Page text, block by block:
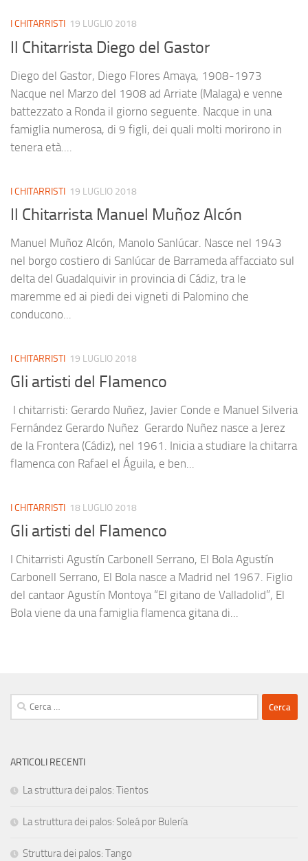
I CHITARRISTI 19 LUGLIO 2018
Il Chitarrista Diego del Gastor
Diego del Gastor, Diego Flores Amaya, 1908-1973
Nacque nel Marzo del 1908 ad Arriate (Malaga) e venne
battezzato a Ronda il giorno seguente. Nacque in una
famiglia numerosa, di 9 figli, dei quali molti morirono in
tenera età....
I CHITARRISTI 19 LUGLIO 2018
Il Chitarrista Manuel Muñoz Alcón
Manuel Muñoz Alcón, Manolo Sanlúcar. Nasce nel 1943
nel borgo costiero di Sanlúcar de Barrameda affacciato sul
delta del Guadalquivir in provincia di Cádiz, tra le
maremme ed ai piedi dei vigneti di Palomino che
conducono...
I CHITARRISTI 19 LUGLIO 2018
Gli artisti del Flamenco
I chitarristi: Gerardo Nuñez, Javier Conde e Manuel Silveria
Fernández Gerardo Nuñez Gerardo Nuñez nasce a Jerez
de la Frontera (Cádiz), nel 1961. Inicia a studiare la chitarra
flamenca con Rafael el Águila, e ben...
I CHITARRISTI 18 LUGLIO 2018
Gli artisti del Flamenco
I Chitarristi Agustín Carbonell Serrano, El Bola Agustín
Carbonell Serrano, El Bola nasce a Madrid nel 1967. Figlio
del cantaor Agustín Montoya “El gitano de Valladolid”, El
Bola viene da una famiglia flamenca gitana di...
Ricerca
per:
ARTICOLI RECENTI
La struttura dei palos: Tientos
La struttura dei palos: Soleá por Bulería
Struttura dei palos: Tango